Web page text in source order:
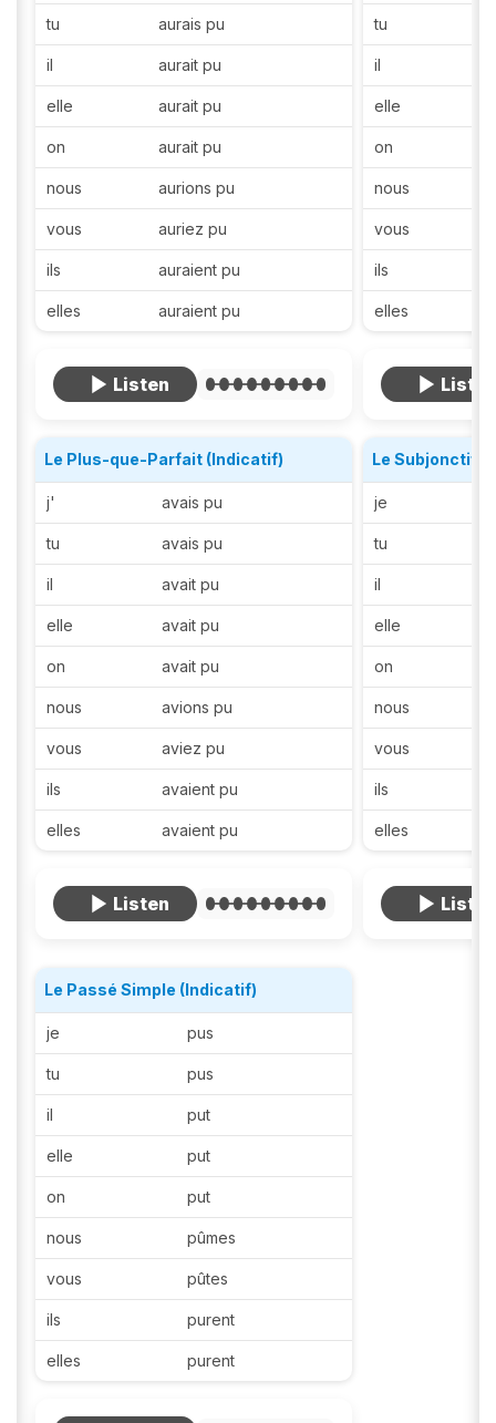
tu aurais pu
il aurait pu
elle aurait pu
on aurait pu
nous aurions pu
vous auriez pu
ils auraient pu
elles auraient pu
Le Plus-que-Parfait (Indicatif)
j' avais pu
tu avais pu
il avait pu
elle avait pu
on avait pu
nous avions pu
vous aviez pu
ils avaient pu
elles avaient pu
tu
il
elle
on
nous
vous
ils
elles
Le Subjonctif
je
tu
il
elle
on
nous
vous
ils
elles
Le Passé Simple (Indicatif)
je pus
tu pus
il put
elle put
on put
nous pûmes
vous pûtes
ils purent
elles purent